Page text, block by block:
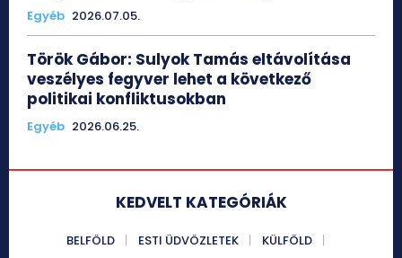
Egyéb 2026.07.05.
Török Gábor: Sulyok Tamás eltávolítása
veszélyes fegyver lehet a következő
politikai konfliktusokban
Egyéb 2026.06.25.
KEDVELT KATEGÓRIÁK
BELFÖLD ESTI ÜDVÖZLETEK
KÜLFÖLD